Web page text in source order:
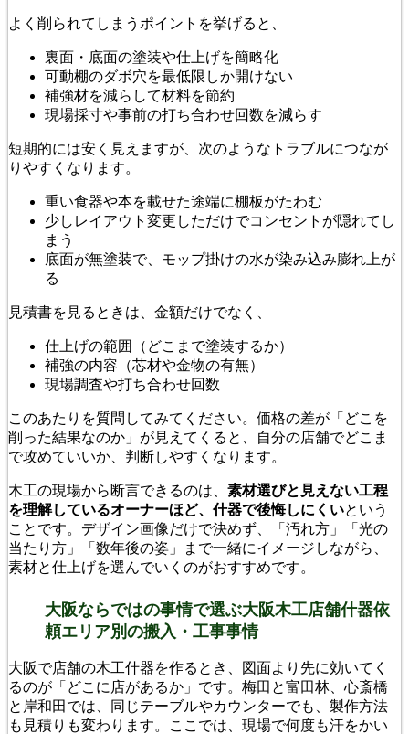
よく削られてしまうポイントを挙げると、
裏面・底面の塗装や仕上げを簡略化
可動棚のダボ穴を最低限しか開けない
補強材を減らして材料を節約
現場採寸や事前の打ち合わせ回数を減らす
短期的には安く見えますが、次のようなトラブルにつなが
りやすくなります。
重い食器や本を載せた途端に棚板がたわむ
少しレイアウト変更しただけでコンセントが隠れてし
まう
底面が無塗装で、モップ掛けの水が染み込み膨れ上が
る
見積書を見るときは、金額だけでなく、
仕上げの範囲（どこまで塗装するか）
補強の内容（芯材や金物の有無）
現場調査や打ち合わせ回数
このあたりを質問してみてください。価格の差が「どこを
削った結果なのか」が見えてくると、自分の店舗でどこま
で攻めていいか、判断しやすくなります。
木工の現場から断言できるのは、 素材選びと見えない工程
を理解しているオーナーほど、什器で後悔しにくいという
ことです。デザイン画像だけで決めず、「汚れ方」「光の
当たり方」「数年後の姿」まで一緒にイメージしながら、
素材と仕上げを選んでいくのがおすすめです。
大阪ならではの事情で選ぶ大阪木工店舗什器依
頼エリア別の搬入・工事事情
大阪で店舗の木工什器を作るとき、図面より先に効いてく
るのが「どこに店があるか」です。梅田と富田林、心斎橋
と岸和田では、同じテーブルやカウンターでも、製作方法
も見積りも変わります。ここでは、現場で何度も汗をかい